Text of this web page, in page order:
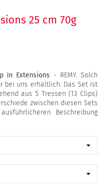
25 cm 70g
In Extensions - REMY. Solch
bei uns erhältlich. Das Set ist
aus 5 Tressen (13 Clips)
zwischen diesen Sets
Beschreibung